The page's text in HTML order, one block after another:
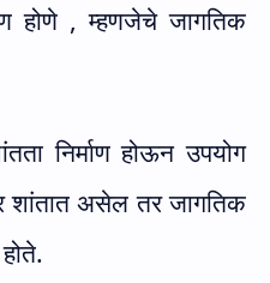
होणे , म्हणजेचे जागतिक
निर्माण होऊन उपयोग
शांतात असेल तर जागतिक